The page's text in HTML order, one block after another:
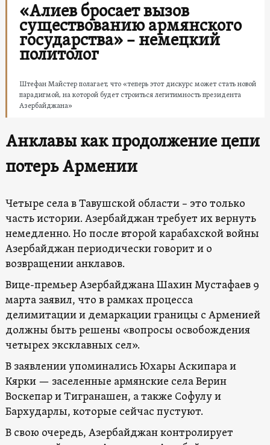
«Алиев бросает вызов
существованию армянского
государства» – немецкий
политолог
Штефан Майстер полагает, что «теперь этот дискурс может стать новой
парадигмой, на которой будет строиться легитимность президента
Азербайджана»
Анклавы как продолжение цепи
потерь Армении
Четыре села в Тавушской области – это только
часть истории. Азербайджан требует их вернуть
немедленно. Но после второй карабахской войны
Азербайджан периодически говорит и о
возвращении анклавов.
Вице-премьер Азербайджана Шахин Мустафаев 9
марта заявил, что в рамках процесса
делимитации и демаркации границы с Арменией
должны быть решены «вопросы освобождения
четырех эксклавных сел».
В заявлении упоминались Юхары Аскипара и
Кярки — заселенные армянские села Верин
Воскепар и Тигранашен, а также Софулу и
Бархударлы, которые сейчас пустуют.
В свою очередь, Азербайджан контролирует